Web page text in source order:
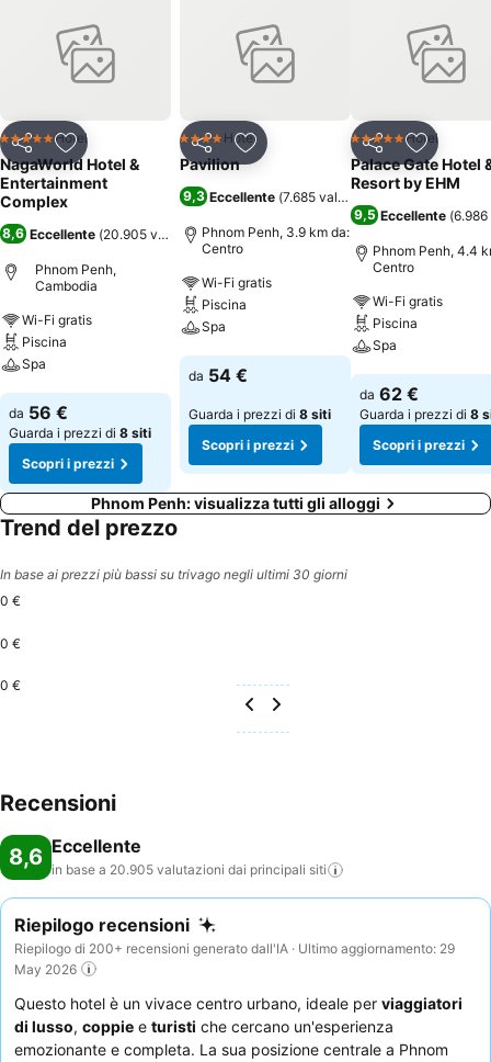
CondividiAggiungi ai preferiti
5 Stelle Hotel
NagaWorld Hotel &
Entertainment
Complex
8,6 Eccellente (20.905 valutazioni)
Phnom Penh,
Cambodia
Wi-Fi gratis
Piscina
Spa
Scopri i prezzi
da 56 €
Guarda i prezzi di 8 siti
Scopri i prezzi
CondividiAggiungi ai preferiti
4 StelleHotel
Pavilion
9,3 Eccellente (7.685 valutazioni
Phnom Penh, 3.9 km da:
Centro
Wi-Fi gratis
Piscina
Spa
Scopri i prezzi
da 54 €
Guarda i prezzi di 8 siti
Scopri i prezzi
Condividi
5 Stelle Hotel
Palace Gate Hotel
Resort by EHM
9,5 Eccellente (
Phnom Penh, 4.4
Centro
Wi-Fi gratis
Piscina
Spa
Scopri i prezzi
da 62 €
Guarda i prezzi di 8
Scopri i prezzi
Phnom Penh: visualizza tutti gli alloggi
Trend del prezzo
In base ai prezzi più bassi su trivago negli ultimi 30 giorni
0 €
0 €
0 €
Recensioni
8,6 Eccellente
in base a 20.905 valutazioni dai principali siti
Riepilogo recensioni
Riepilogo di 200+ recensioni generato dall'IA · Ultimo aggiornamento: 29
May 2026
Questo hotel è un vivace centro urbano, ideale per viaggiatori
di lusso, coppie e turisti che cercano un'esperienza
emozionante e completa. La sua posizione centrale a Phnom